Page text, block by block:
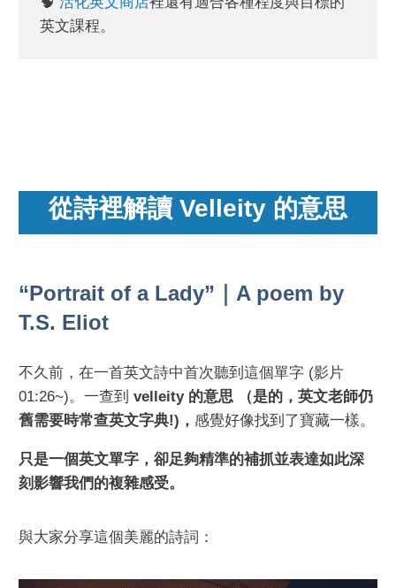
英文課程。
從詩裡解讀 Velleity 的意思
“Portrait of a Lady”｜A poem by
T.S. Eliot
不久前，在一首英文詩中首次聽到這個單字 (影片
01:26~)。一查到 velleity 的意思 （是的，英文老師仍
舊需要時常查英文字典!)， 感覺好像找到了寶藏一樣。
只是一個英文單字，卻足夠精準的補抓並表達如此深
刻影響我們的複雜感受。
與大家分享這個美麗的詩詞：